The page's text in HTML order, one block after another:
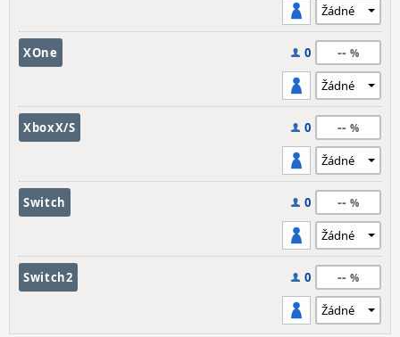
XOne 0 --
XboxX/S 0 --
Switch 0 --
Switch2 0 --